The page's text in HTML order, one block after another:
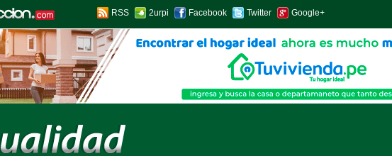
RSS 2urpi Facebook Twitter Google+